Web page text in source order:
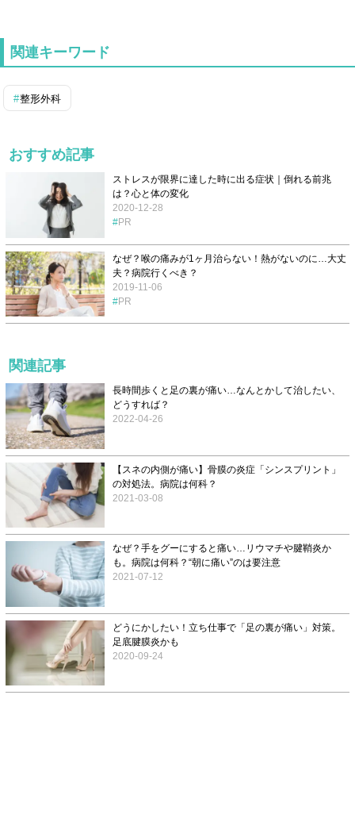
関連キーワード
整形外科
おすすめ記事
ストレスが限界に達した時に出る症状｜倒れる前兆
は？心と体の変化
2020-12-28
PR
なぜ？喉の痛みが1ヶ月治らない！熱がないのに…大丈
夫？病院行くべき？
2019-11-06
PR
関連記事
長時間歩くと足の裏が痛い…なんとかして治したい、
どうすれば？
2022-04-26
【スネの内側が痛い】骨膜の炎症「シンスプリント」
の対処法。病院は何科？
2021-03-08
なぜ？手をグーにすると痛い…リウマチや腱鞘炎か
も。病院は何科？“朝に痛い”のは要注意
2021-07-12
どうにかしたい！立ち仕事で「足の裏が痛い」対策。
足底腱膜炎かも
2020-09-24